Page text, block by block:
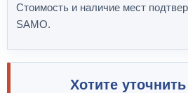
Стоимость и наличие мест
SAMO.
Хотите